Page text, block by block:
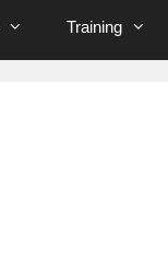
Training